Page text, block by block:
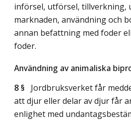
införsel, utförsel, tillverkning,
marknaden, användning och
annan befattning med foder
foder.
Användning av animaliska
8 § Jordbruksverket får
att djur eller delar av djur får
enlighet med